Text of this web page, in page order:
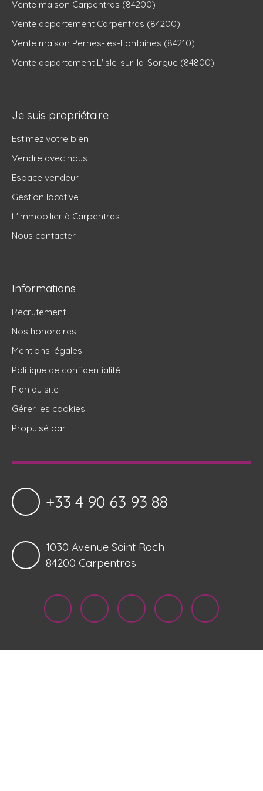
Vente maison Carpentras (84200)
Vente appartement Carpentras (84200)
Vente maison Pernes-les-Fontaines (84210)
Vente appartement L'Isle-sur-la-Sorgue (84800)
Je suis propriétaire
Estimez votre bien
Vendre avec nous
Espace vendeur
Gestion locative
L'immobilier à Carpentras
Nous contacter
Informations
Recrutement
Nos honoraires
Mentions légales
Politique de confidentialité
Plan du site
Gérer les cookies
Propulsé par
+33 4 90 63 93 88
1030 Avenue Saint Roch
84200 Carpentras